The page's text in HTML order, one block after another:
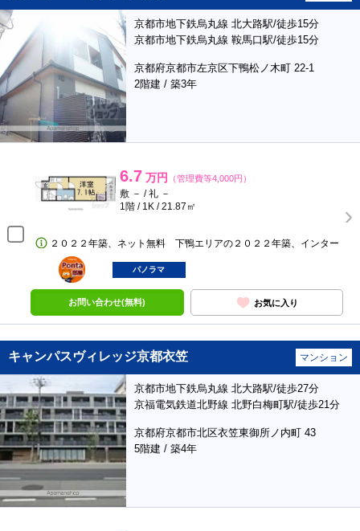
京都市地下鉄烏丸線 北大路駅/徒歩15分
京都市地下鉄烏丸線 鞍馬口駅/徒歩15分
京都府京都市左京区下鴨松ノ木町 22-1
2階建 / 築3年
6.7 万円 （管理費等4,000円）
敷 － / 礼 －
1階 / 1K / 21.87㎡
２０２２年築、ネット無料 下鴨エリアの２０２２年築、インター
ポンタ
部屋
パノラマ
お問い合わせ(無料) お気に入り
キャンパスヴィレッジ京都衣笠 マンション
京都市地下鉄烏丸線 北大路駅/徒歩27分
京福電気鉄道北野線 北野白梅町駅/徒歩21分
京都府京都市北区衣笠東御所ノ内町 43
5階建 / 築4年